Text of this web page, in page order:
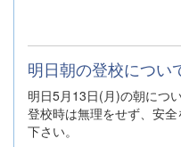
明日朝の登校につい
明日5月13日(月)の朝につ
登校時は無理をせず、安
下さい。